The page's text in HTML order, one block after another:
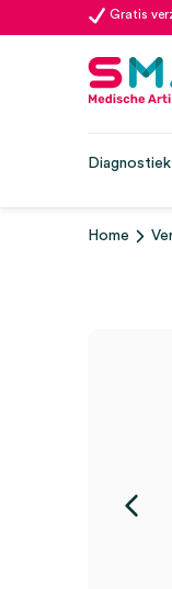
Gratis
Diagnostiek
Home